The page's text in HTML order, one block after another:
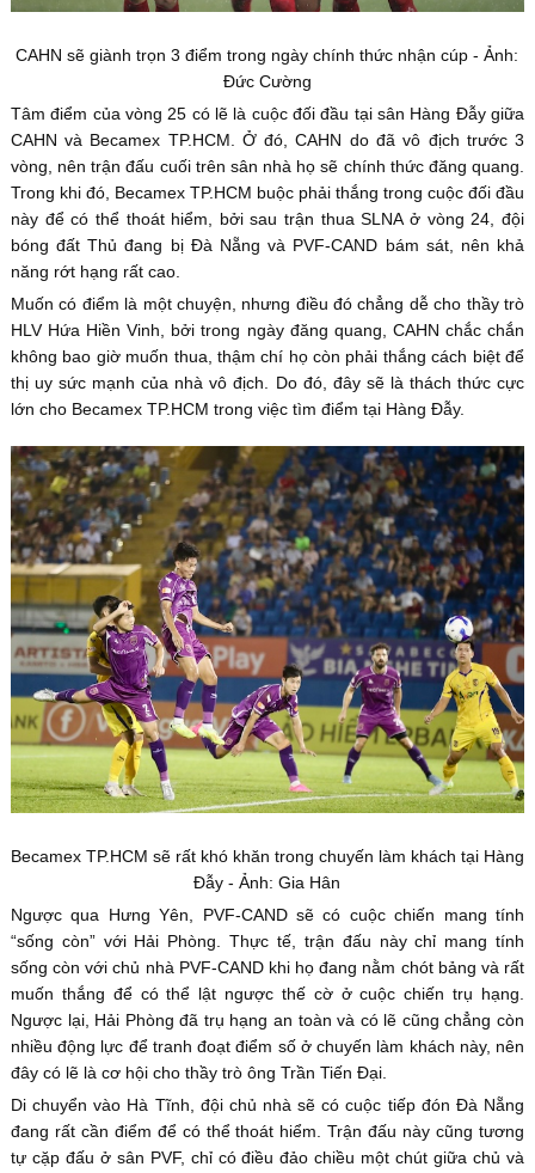
CAHN sẽ giành trọn 3 điểm trong ngày chính thức nhận cúp - Ảnh:
Đức Cường
Tâm điểm của vòng 25 có lẽ là cuộc đối đầu tại sân Hàng Đẫy giữa
CAHN và Becamex TP.HCM. Ở đó, CAHN do đã vô địch trước 3
vòng, nên trận đấu cuối trên sân nhà họ sẽ chính thức đăng quang.
Trong khi đó, Becamex TP.HCM buộc phải thắng trong cuộc đối đầu
này để có thể thoát hiểm, bởi sau trận thua SLNA ở vòng 24, đội
bóng đất Thủ đang bị Đà Nẵng và PVF-CAND bám sát, nên khả
năng rớt hạng rất cao.
Muốn có điểm là một chuyện, nhưng điều đó chẳng dễ cho thầy trò
HLV Hứa Hiền Vinh, bởi trong ngày đăng quang, CAHN chắc chắn
không bao giờ muốn thua, thậm chí họ còn phải thắng cách biệt để
thị uy sức mạnh của nhà vô địch. Do đó, đây sẽ là thách thức cực
lớn cho Becamex TP.HCM trong việc tìm điểm tại Hàng Đẫy.
Becamex TP.HCM sẽ rất khó khăn trong chuyến làm khách tại Hàng
Đẫy - Ảnh: Gia Hân
Ngược qua Hưng Yên, PVF-CAND sẽ có cuộc chiến mang tính
“sống còn” với Hải Phòng. Thực tế, trận đấu này chỉ mang tính
sống còn với chủ nhà PVF-CAND khi họ đang nằm chót bảng và rất
muốn thắng để có thể lật ngược thế cờ ở cuộc chiến trụ hạng.
Ngược lại, Hải Phòng đã trụ hạng an toàn và có lẽ cũng chẳng còn
nhiều động lực để tranh đoạt điểm số ở chuyến làm khách này, nên
đây có lẽ là cơ hội cho thầy trò ông Trần Tiến Đại.
Di chuyển vào Hà Tĩnh, đội chủ nhà sẽ có cuộc tiếp đón Đà Nẵng
đang rất cần điểm để có thể thoát hiểm. Trận đấu này cũng tương
tự cặp đấu ở sân PVF, chỉ có điều đảo chiều một chút giữa chủ và